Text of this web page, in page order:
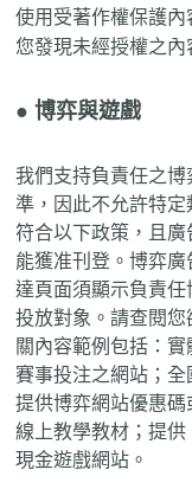
使用受著作權保護
您發現未經授權之內
● 博弈與遊戲
我們支持負責任之
準，因此不允許特
符合以下政策，且
能獲准刊登。博弈
達頁面須顯示負責
投放對象。請查閱
關內容範例包括：
賽事投注之網站；全
提供博弈網站優惠
線上教學教材；提
現金遊戲網站。